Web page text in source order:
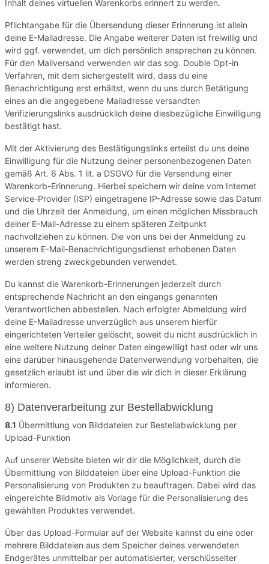
Inhalt deines virtuellen Warenkorbs erinnert zu werden.
Pflichtangabe für die Übersendung dieser Erinnerung ist allein
deine E-Mailadresse. Die Angabe weiterer Daten ist freiwillig und
wird ggf. verwendet, um dich persönlich ansprechen zu können.
Für den Mailversand verwenden wir das sog. Double Opt-in
Verfahren, mit dem sichergestellt wird, dass du eine
Benachrichtigung erst erhältst, wenn du uns durch Betätigung
eines an die angegebene Mailadresse versandten
Verifizierungslinks ausdrücklich deine diesbezügliche Einwilligung
bestätigt hast.
Mit der Aktivierung des Bestätigungslinks erteilst du uns deine
Einwilligung für die Nutzung deiner personenbezogenen Daten
gemäß Art. 6 Abs. 1 lit. a DSGVO für die Versendung einer
Warenkorb-Erinnerung. Hierbei speichern wir deine vom Internet
Service-Provider (ISP) eingetragene IP-Adresse sowie das Datum
und die Uhrzeit der Anmeldung, um einen möglichen Missbrauch
deiner E-Mail-Adresse zu einem späteren Zeitpunkt
nachvollziehen zu können. Die von uns bei der Anmeldung zu
unserem E-Mail-Benachrichtigungsdienst erhobenen Daten
werden streng zweckgebunden verwendet.
Du kannst die Warenkorb-Erinnerungen jederzeit durch
entsprechende Nachricht an den eingangs genannten
Verantwortlichen abbestellen. Nach erfolgter Abmeldung wird
deine E-Mailadresse unverzüglich aus unserem hierfür
eingerichteten Verteiler gelöscht, soweit du nicht ausdrücklich in
eine weitere Nutzung deiner Daten eingewilligt hast oder wir uns
eine darüber hinausgehende Datenverwendung vorbehalten, die
gesetzlich erlaubt ist und über die wir dich in dieser Erklärung
informieren.
8) Datenverarbeitung zur Bestellabwicklung
8.1 Übermittlung von Bilddateien zur Bestellabwicklung per
Upload-Funktion
Auf unserer Website bieten wir dir die Möglichkeit, durch die
Übermittlung von Bilddateien über eine Upload-Funktion die
Personalisierung von Produkten zu beauftragen. Dabei wird das
eingereichte Bildmotiv als Vorlage für die Personalisierung des
gewählten Produktes verwendet.
Über das Upload-Formular auf der Website kannst du eine oder
mehrere Bilddateien aus dem Speicher deines verwendeten
Endgerätes unmittelbar per automatisierter, verschlüsselter